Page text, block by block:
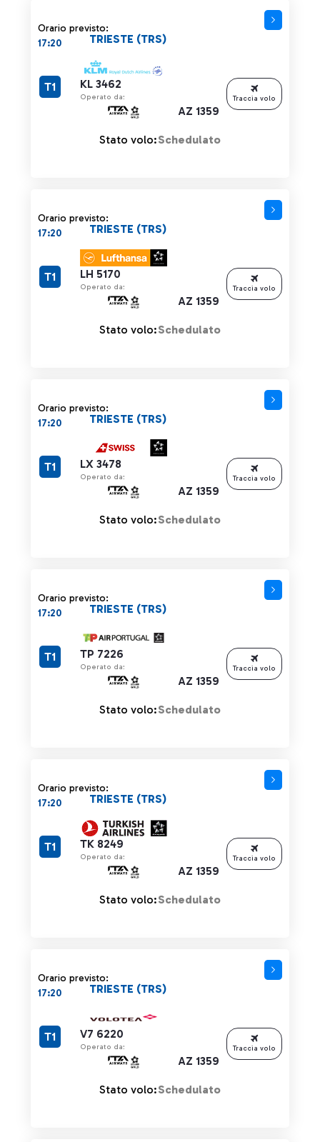
Orario previsto:
17:20
KL 3462
Operato da:
AZ 1359
TRIESTE (TRS)
T1
Stato volo:Schedulato
Traccia volo
Orario previsto:
17:20
LH 5170
Operato da:
AZ 1359
TRIESTE (TRS)
T1
Stato volo:Schedulato
Traccia volo
Orario previsto:
17:20
LX 3478
Operato da:
AZ 1359
TRIESTE (TRS)
T1
Stato volo:Schedulato
Traccia volo
Orario previsto:
17:20
TP 7226
Operato da:
AZ 1359
TRIESTE (TRS)
T1
Stato volo:Schedulato
Traccia volo
Orario previsto:
17:20
TK 8249
Operato da:
AZ 1359
TRIESTE (TRS)
T1
Stato volo:Schedulato
Traccia volo
Orario previsto:
17:20
V7 6220
Operato da:
AZ 1359
TRIESTE (TRS)
T1
Stato volo:Schedulato
Traccia volo